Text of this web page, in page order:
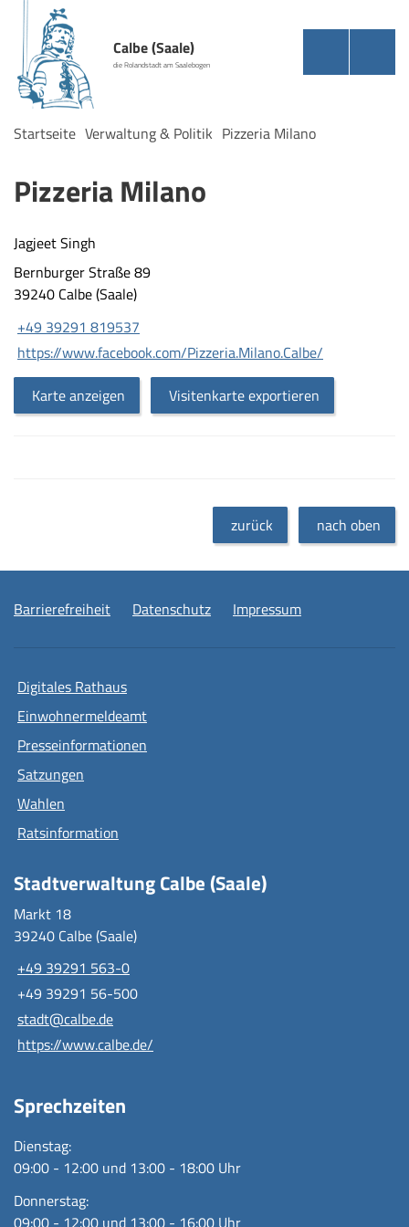
Calbe (Saale)
die Rolandstadt am Saalebogen
Startseite Verwaltung & Politik Pizzeria Milano
Pizzeria Milano
Jagjeet Singh
Bernburger Straße 89
39240 Calbe (Saale)
+49 39291 819537
https://www.facebook.com/Pizzeria.Milano.Calbe/
Karte anzeigen
Visitenkarte exportieren
zurück nach oben
Barrierefreiheit Datenschutz Impressum
Digitales Rathaus
Einwohnermeldeamt
Presseinformationen
Satzungen
Wahlen
Ratsinformation
Stadtverwaltung Calbe (Saale)
Markt 18
39240 Calbe (Saale)
+49 39291 563-0
+49 39291 56-500
stadt@calbe.de
https://www.calbe.de/
Sprechzeiten
Dienstag:
09:00 - 12:00 und 13:00 - 18:00 Uhr
Donnerstag:
09:00 - 12:00 und 13:00 - 16:00 Uhr